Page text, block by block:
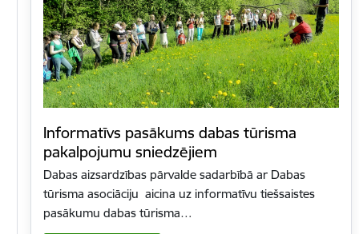
Informatīvs pasākums dabas tūrisma
pakalpojumu sniedzējiem
Dabas aizsardzības pārvalde sadarbībā ar Dabas
tūrisma asociāciju aicina uz informatīvu tiešsaistes
pasākumu dabas tūrisma…